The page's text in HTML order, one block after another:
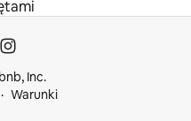
Inc.
Warunki